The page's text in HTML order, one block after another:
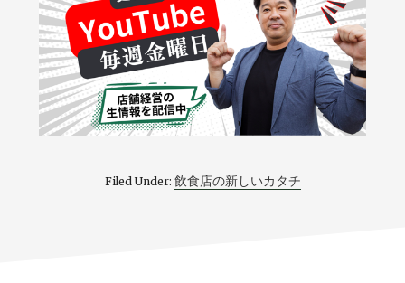
Filed Under: 飲食店の新しいカタチ